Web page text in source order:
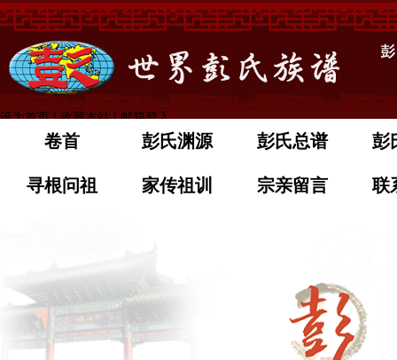
设为首页|收藏本站|邮箱登入
卷首 彭氏渊源 彭氏总谱 彭
寻根问祖 家传祖训 宗亲留言 联